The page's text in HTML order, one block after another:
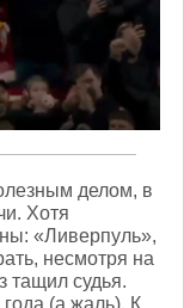
делом, в
Хотя
«Ливерпуль»,
несмотря на
тащил судья.
(а жаль). К